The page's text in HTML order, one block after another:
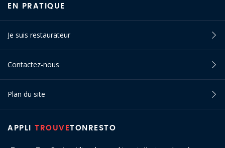
APPLI TROUVETONRESTO
EN PRATIQUE
Je suis restaurateur
Contactez-nous
Plan du site